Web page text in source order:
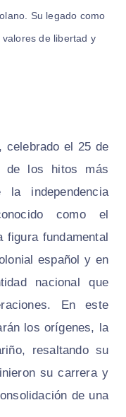
Su legado como
de libertad y
celebrado el 25 de
de los hitos más
independencia
como el
figura fundamental
español y en
nacional que
En este
los orígenes, la
resaltando su
su carrera y
de una